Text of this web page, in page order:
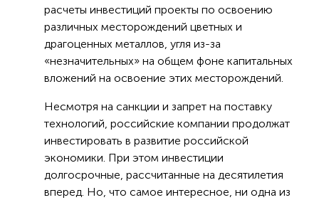
расчеты инвестиций проекты по освоению
различных месторождений цветных и
драгоценных металлов, угля из-за
«незначительных» на общем фоне капитальных
вложений на освоение этих месторождений.
Несмотря на санкции и запрет на поставку
технологий, российские компании продолжат
инвестировать в развитие российской
экономики. При этом инвестиции
долгосрочные, рассчитанные на десятилетия
вперед. Но, что самое интересное, ни одна из